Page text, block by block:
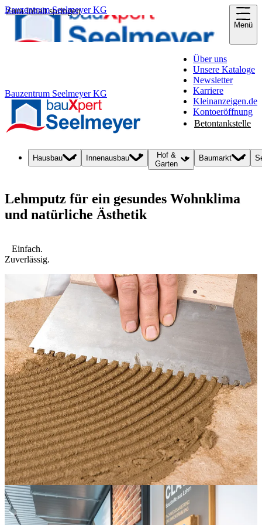
Zum Inhalt springen
Bauzentrum Seelmeyer KG
Menü
Bauzentrum Seelmeyer KG
Über uns
Unsere Kataloge
Newsletter
Karriere
Kleinanzeigen.de
Kontoeröffnung
Betontankstelle
Hausbau Innenausbau
Hof &
Garten
Baumarkt
Lehmputz für ein gesundes Wohnklima
und natürliche Ästhetik
Einfach.
Zuverlässig.